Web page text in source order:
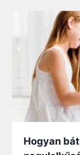
Hogyan